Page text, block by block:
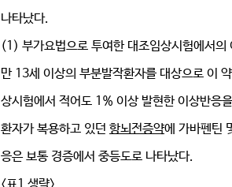
나타났다.
(1) 부가요법으로 투여한 대조임상시험에서의
만 13세 이상의 부분발작환자를 대상으로 이
상시험에서 적어도 1% 이상 발현한 이상반응
환자가 복용하고 있던 항뇌전증약에 가바펜틴
응은 보통 경증에서 중등도로 나타났다.